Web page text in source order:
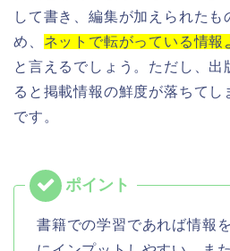
して書き、編集が加えられたも
め、 ネットで転がっている情報
と言えるでしょう。ただし、出
ると掲載情報の鮮度が落ちてし
です。
書籍での学習であれば情報